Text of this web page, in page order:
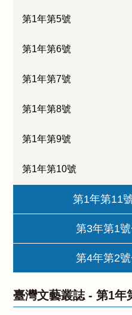
第1年第5號
第1年第6號
第1年第7號
第1年第8號
第1年第9號
第1年第10號
第1年第11
第3年第1
第4年第2
臺灣文藝叢誌 -第1年